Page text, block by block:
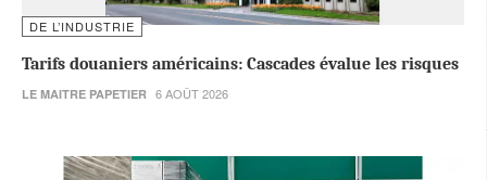
DE L’INDUSTRIE
Tarifs douaniers américains: Cascades évalue les risques
LE MAITRE PAPETIER 6 AOÛT 2026